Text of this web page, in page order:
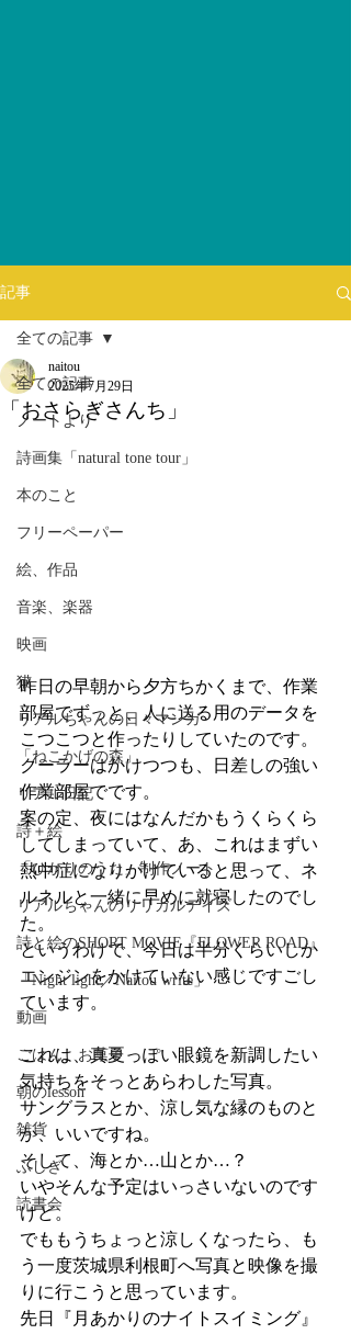
記事
全ての記事
ノートより
詩画集「natural tone tour」
本のこと
フリーペーパー
絵、作品
音楽、楽器
映画
猫
リアルちゃんの日々マンガ
「ねこかげの森」
リアル日記
詩＋絵
「ひかりのうた」制作ノート
リアルちゃんのリリカルデイズ
詩と絵のSHORT MOVIE『FLOWER ROAD』
「Night light／Naitou write」
動画
ごはん、お菓子
朝のlesson
雑貨
ふしぎ
読書会
全ての記事
「おさらぎさんち」
naitou
2025年7月29日
昨日の早朝から夕方ちかくまで、作業
部屋でずっと、人に送る用のデータを
こつこつと作ったりしていたのです。
クーラーはかけつつも、日差しの強い
作業部屋でです。
案の定、夜にはなんだかもうくらくら
してしまっていて、あ、これはまずい
熱中症になりかけていると思って、ネ
ルネルと一緒に早めに就寝したのでし
た。
というわけで、今日は半分くらいしか
エンジンをかけていない感じですごし
ています。
これは、真夏っぽい眼鏡を新調したい
気持ちをそっとあらわした写真。
サングラスとか、涼し気な縁のものと
か、いいですね。
そして、海とか…山とか…？
いやそんな予定はいっさいないのです
けど。
でももうちょっと涼しくなったら、も
う一度茨城県利根町へ写真と映像を撮
りに行こうと思っています。
先日『月あかりのナイトスイミング』